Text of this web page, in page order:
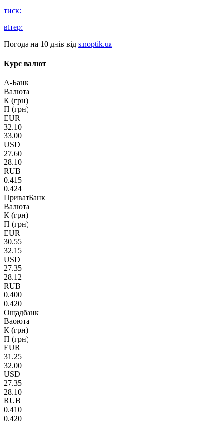
тиск:
вітер:
Погода на 10 днів від sinoptik.ua
Курс валют
А-Банк
Валюта
К (грн)
П (грн)
EUR
32.10
33.00
USD
27.60
28.10
RUB
0.415
0.424
ПриватБанк
Валюта
К (грн)
П (грн)
EUR
30.55
32.15
USD
27.35
28.12
RUB
0.400
0.420
Ощадбанк
Ваоюта
К (грн)
П (грн)
EUR
31.25
32.00
USD
27.35
28.10
RUB
0.410
0.420